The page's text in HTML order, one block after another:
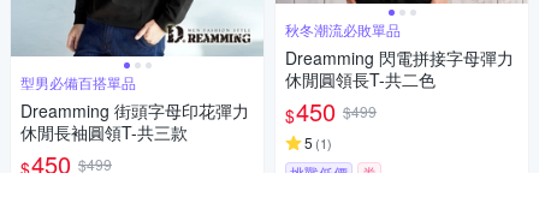
型男必備百搭單品
Dreamming 街頭字母印花彈力
休閒長袖圓領T-共三款
$450 $499
秋冬潮流必敗單品
Dreamming 閃電拼接字母彈力
休閒圓領長T-共二色
$450 $499
5 (1)
挑戰低價 券